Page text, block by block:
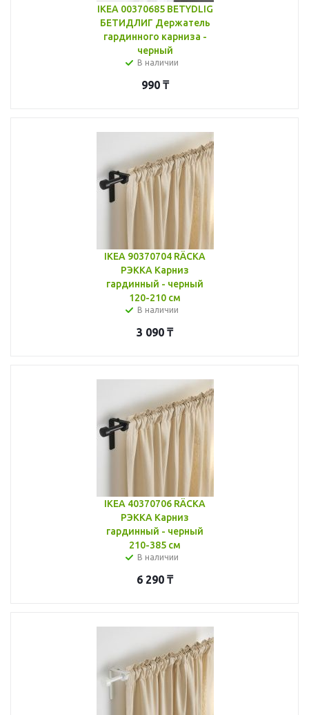
IKEA 00370685 BETYDLIG
БЕТИДЛИГ Держатель
гардинного карниза -
черный
В наличии
990₸
IKEA 90370704 RÄCKA
РЭККА Карниз
гардинный - черный
120-210 см
В наличии
3 090 ₸
IKEA 40370706 RÄCKA
РЭККА Карниз
гардинный - черный
210-385 см
В наличии
6 290 ₸